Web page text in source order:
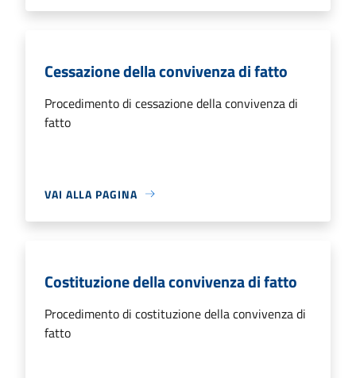
Cessazione della convivenza di fatto
Procedimento di cessazione della convivenza di
fatto
VAI ALLA PAGINA
Costituzione della convivenza di fatto
Procedimento di costituzione della convivenza di
fatto